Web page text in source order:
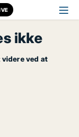
ikke
ved at